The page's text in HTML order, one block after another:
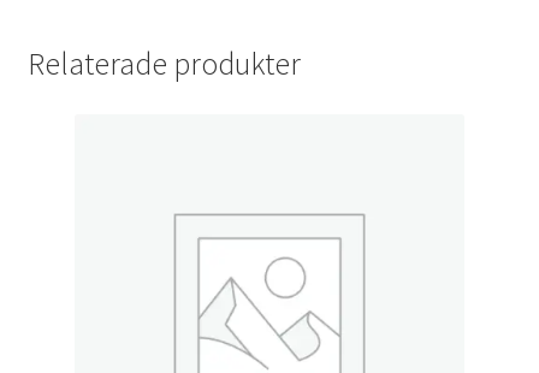
Relaterade produkter